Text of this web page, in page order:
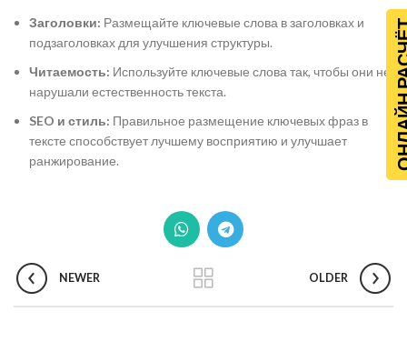
Заголовки: Размещайте ключевые слова в заголовках и
подзаголовках для улучшения структуры.
Читаемость: Используйте ключевые слова так, чтобы они не
нарушали естественность текста.
SEO и стиль: Правильное размещение ключевых фраз в
тексте способствует лучшему восприятию и улучшает
ранжирование.
NEWER OLDER